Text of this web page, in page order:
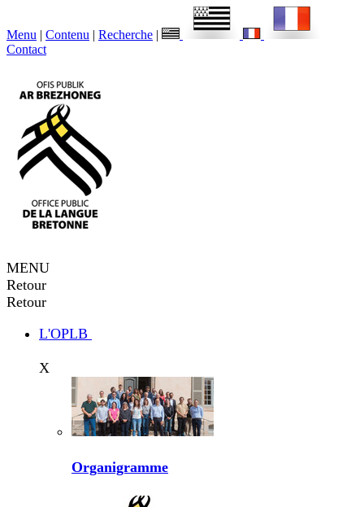
Menu | Contenu | Recherche |
Contact
MENU
Retour
Retour
L'OPLB
X
Organigramme